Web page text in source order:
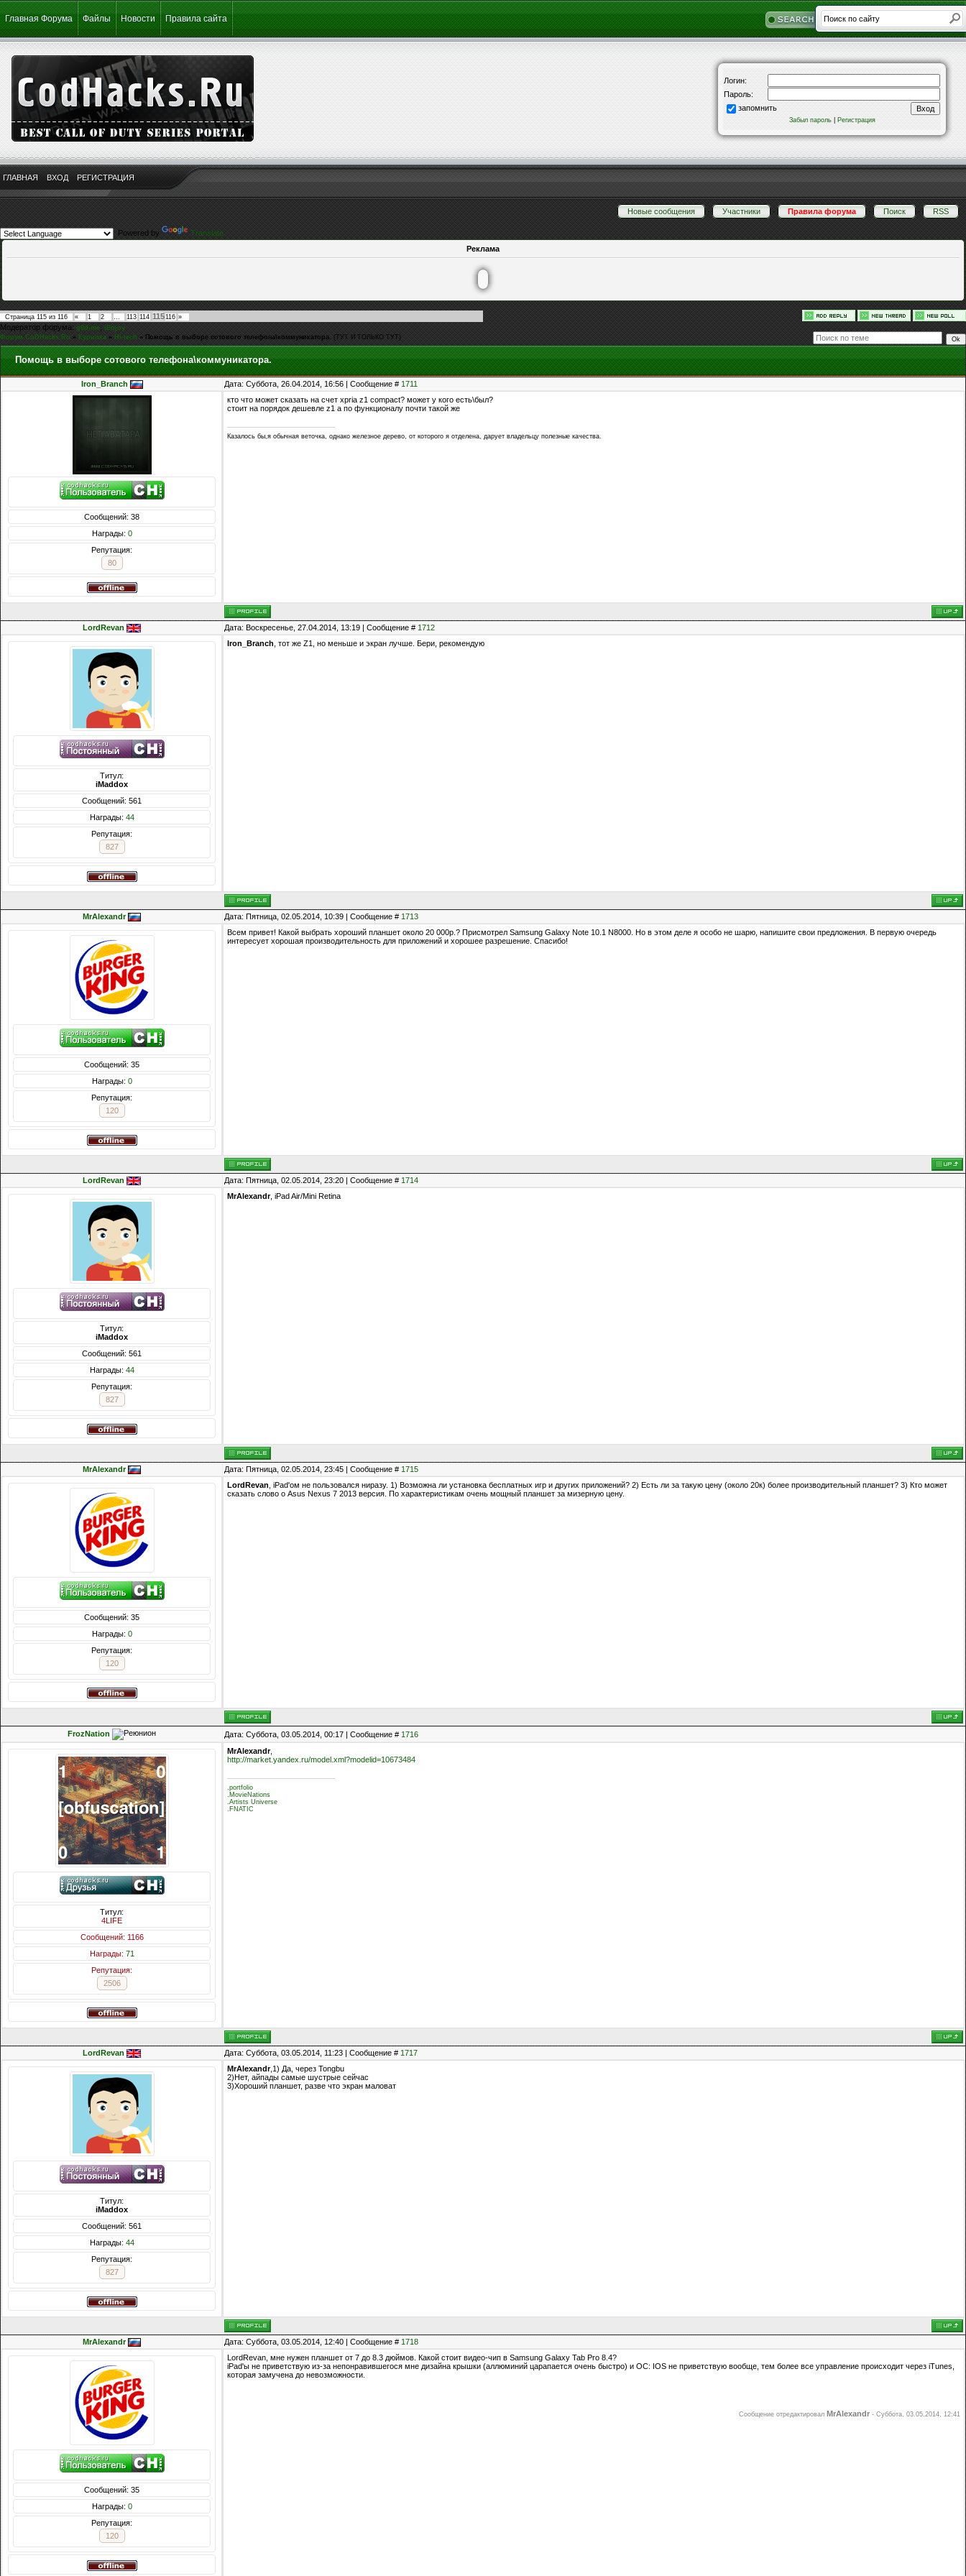
Главная Форума Файлы Новости Правила сайта
ГЛАВНАЯ ВХОД РЕГИСТРАЦИЯ
Логин:
Пароль:
запомнить
Забыл пароль| Регистрация
Новые сообщения · Участники · Правила форума · Поиск · RSS
Powered by
Translate
Реклама
Страница 115 из 116 « 1 2 … 113 114 115116 »
Модератор форума:g0d-me,iEnjoy
Форум CoDHacks.Ru » Курилка » Hi-tech » Помощь в выборе сотового телефона\коммуникатора. (ТУТ И ТОЛЬКО ТУТ)
Помощь в выборе сотового телефона\коммуникатора.
Iron_Branch Дата: Суббота, 26.04.2014, 16:56 | Сообщение # 1711
Сообщений: 38
Награды: 0
Репутация:
80
кто что может сказать на счет xpria z1 compact? может у кого есть\был?
стоит на порядок дешевле z1 а по функционалу почти такой же
Казалось бы,я обычная веточка, однако железное дерево, от которого я отделена, дарует владельцу полезные качества.
LordRevan Дата: Воскресенье, 27.04.2014, 13:19 | Сообщение # 1712
Титул:
iMaddox
Сообщений: 561
Награды: 44
Репутация:
827
Iron_Branch , тот же Z1, но меньше и экран лучше. Бери, рекомендую
MrAlexandr Дата: Пятница, 02.05.2014, 10:39 | Сообщение # 1713
Сообщений: 35
Награды: 0
Репутация:
120
Всем привет! Какой выбрать хороший планшет около 20 000р.? Присмотрел Samsung Galaxy Note 10.1 N8000. Но в этом деле я особо не шарю, напишите свои предложения. В первую очередь
интересует хорошая производительность для приложений и хорошее разрешение. Спасибо!
LordRevan Дата: Пятница, 02.05.2014, 23:20 | Сообщение # 1714
Титул:
iMaddox
Сообщений: 561
Награды: 44
Репутация:
827
MrAlexandr, iPad Air/Mini Retina
MrAlexandr Дата: Пятница, 02.05.2014, 23:45 | Сообщение # 1715
Сообщений: 35
Награды: 0
Репутация:
120
LordRevan , iPad'ом не пользовался ниразу. 1) Возможна ли установка бесплатных игр и других приложений? 2) Есть ли за такую цену (около 20к) более производительный планшет? 3) Кто может
сказать слово о Asus Nexus 7 2013 версия. По характеристикам очень мощный планшет за мизерную цену.
FrozNation Дата: Суббота, 03.05.2014, 00:17 | Сообщение # 1716
Титул:
4LIFE
Сообщений: 1166
Награды: 71
Репутация:
2506
MrAlexandr,
http://market.yandex.ru/model.xml?modelid=10673484
.portfolio
.MovieNations
.Artists Universe
.FNATIC
LordRevan Дата: Суббота, 03.05.2014, 11:23 | Сообщение # 1717
Титул:
iMaddox
Сообщений: 561
Награды: 44
Репутация:
827
MrAlexandr,1) Да, через Tongbu
2)Нет, айпады самые шустрые сейчас
3)Хороший планшет, разве что экран маловат
MrAlexandr Дата: Суббота, 03.05.2014, 12:40 | Сообщение # 1718
Сообщений: 35
Награды: 0
Репутация:
120
LordRevan, мне нужен планшет от 7 до 8.3 дюймов. Какой стоит видео-чип в Samsung Galaxy Tab Pro 8.4?
iPad'ы не приветствую из-за непонравившегося мне дизайна крышки (аллюминий царапается очень быстро) и ОС: IOS не приветствую вообще, тем более все управление происходит через iTunes,
которая замучена до невозможности.
Сообщение отредактировал MrAlexandr - Суббота, 03.05.2014, 12:41